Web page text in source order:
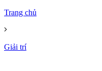
Trang chủ
Giải trí